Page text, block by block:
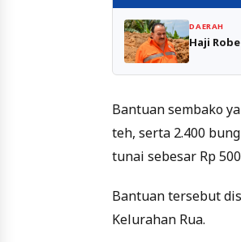
DAERAH
Haji
Bantuan sembako
teh, serta 2.400
tunai sebesar Rp
Bantuan tersebut
Kelurahan Rua.